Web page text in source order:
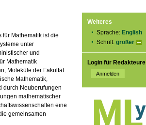
Weiteres
Sprache: English
Schrift: größer
Login für Redakteure
für Mathematik ist die
unter
und
Mathematik
Moleküle der Fakultät
Mathematik,
durch Neuberufungen
mathematischer
eine
gemeinsamen